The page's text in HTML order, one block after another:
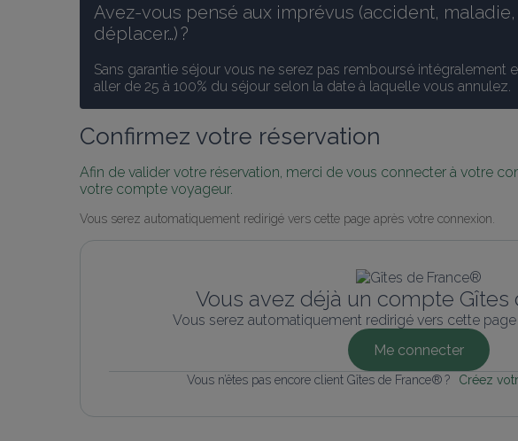
Avez-vous pensé aux imprévus (accident,
déplacer…) ?
Sans garantie séjour vous ne serez pas remboursé intégralement
aller de 25 à 100% du séjour selon la date à laquelle vous annulez.
Confirmez votre réservation
Afin de valider votre réservation, merci de vous connecter à votre
votre compte voyageur.
Vous serez automatiquement redirigé vers cette page après votre connexion.
Vous avez déjà un compte Gîtes
Vous serez automatiquement redirigé vers cette
Me connecter
Vous n’êtes pas encore client Gîtes de France® ? Créez